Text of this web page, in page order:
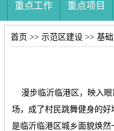
重点工作 重点项目
首页 >> 示范区建设 >> 基
漫步临沂临港区，映入眼
场，成了村民跳舞健身的好
是临沂临港区城乡面貌焕